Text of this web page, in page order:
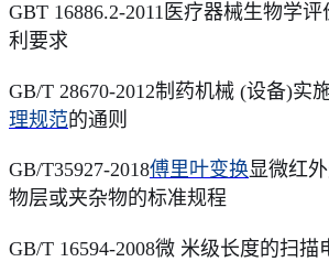
GBT 16886.2-2011医疗器械生物学
利要求
GB/T 28670-2012制药机械 (设备)实
理规范的通则
GB/T35927-2018傅里叶变换显微红
物层或夹杂物的标准规程
GB/T 16594-2008微 米级长度的扫描